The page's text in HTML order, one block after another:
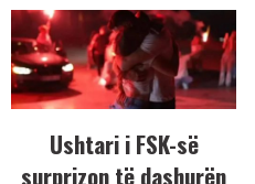
Ushtari i FSK-së
surprizon të dashurën